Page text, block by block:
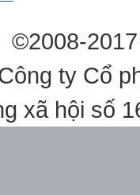
©2008-
ty Cổ
xã hội số